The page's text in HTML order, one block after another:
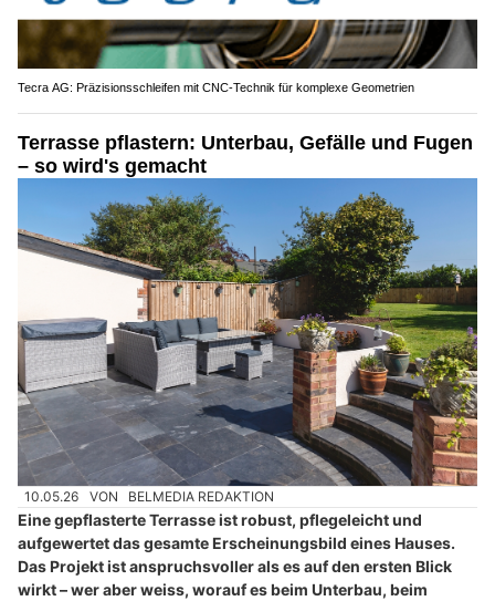
Tecra AG: Präzisionsschleifen mit CNC-Technik für komplexe Geometrien
Terrasse pflastern: Unterbau, Gefälle und Fugen
– so wird's gemacht
10.05.26 VON BELMEDIA REDAKTION
Eine gepflasterte Terrasse ist robust, pflegeleicht und
aufgewertet das gesamte Erscheinungsbild eines Hauses.
Das Projekt ist anspruchsvoller als es auf den ersten Blick
wirkt – wer aber weiss, worauf es beim Unterbau, beim